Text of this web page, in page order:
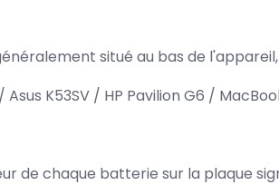
situé au bas de
K53SV / HP Pavilion G6 /
de chaque batterie sur la plaque